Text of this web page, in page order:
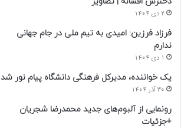
2 دی 1404
فرزاد فرزین: امیدی به تیم ملی در جام جهانی
ندارم
1 دی 1404
یک خواننده، مدیرکل فرهنگی دانشگاه پیام نور شد
30 آذر 1404
رونمایی از آلبوم‌های جدید محمدرضا شجریان
+جزئیات